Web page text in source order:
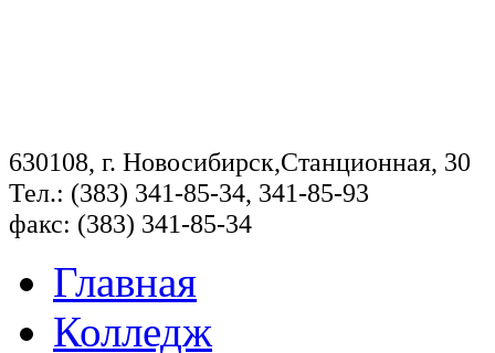
630108, г. Новосибирск,Станционная, 30
Тел.: (383) 341-85-34, 341-85-93
факс: (383) 341-85-34
Главная
Колледж